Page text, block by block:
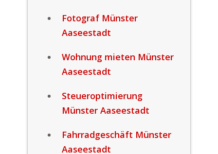
Fotograf Münster
Aaseestadt
Wohnung mieten Münster
Aaseestadt
Steueroptimierung
Münster Aaseestadt
Fahrradgeschäft Münster
Aaseestadt